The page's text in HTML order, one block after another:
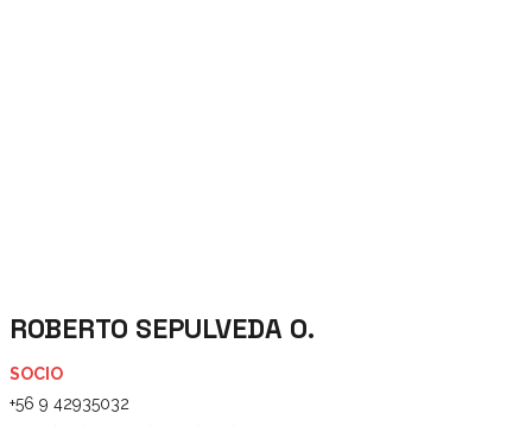
ROBERTO SEPULVEDA O.
SOCIO
+56 9 42935032